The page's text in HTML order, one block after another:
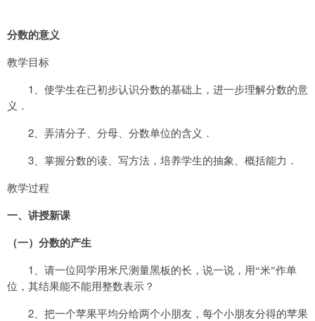
分数的意义
教学目标
1
、使学生在已初步认识分数的基础上，进一步理解分数的意
义．
2 、弄清分子、分母、分数单位的含义．
3 、掌握分数的读、写方法，培养学生的抽象、概括能力．
教学过程
一、讲授新课
（一）分数的产生
1
、请一位同学用米尺测量黑板的长，说一说，用“米”作单
位，其结果能不能用整数表示？
2 、把一个苹果平均分给两个小朋友，每个小朋友分得的苹果